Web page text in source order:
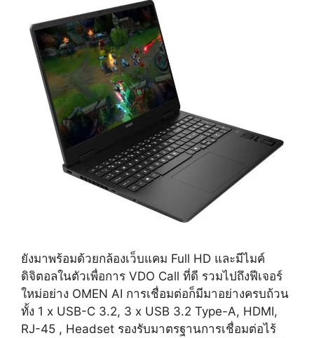
ยังมาพร้อมด้วยกล้องเว็บแคม Full HD และมีไมค์
ดิจิตอลในตัวเพื่อการ VDO Call ที่ดี รวมไปถึงฟีเจอร์
ใหม่อย่าง OMEN AI การเชื่อมต่อก็มีมาอย่างครบถ้วน
ทั้ง 1 x USB-C 3.2, 3 x USB 3.2 Type-A, HDMI,
RJ-45 , Headset รองรับมาตรฐานการเชื่อมต่อไร้